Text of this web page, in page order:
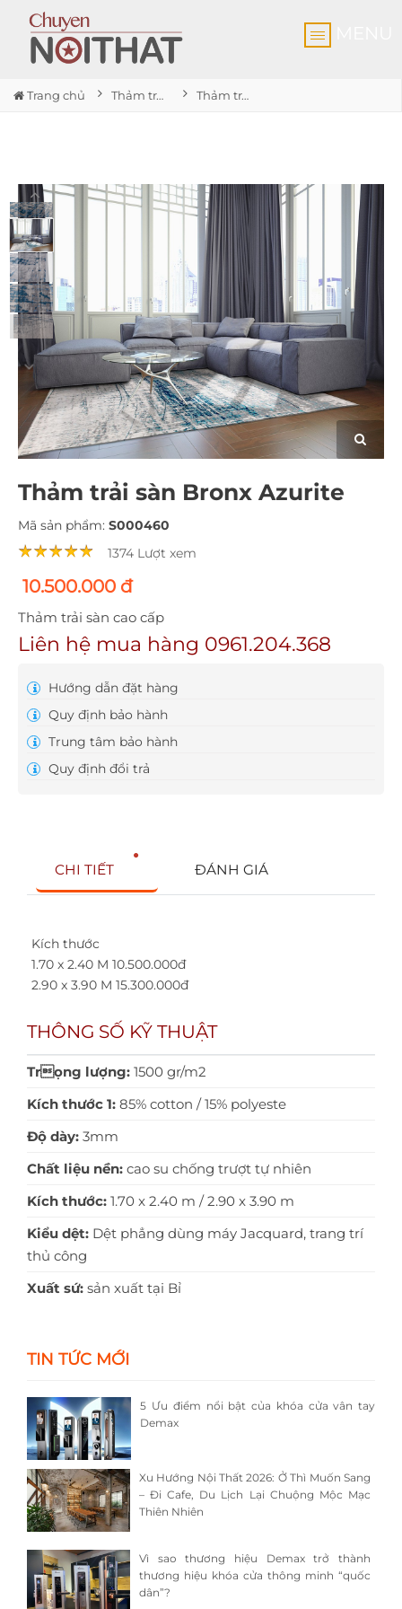
Trang chủ Thảm trải sàn cao cấp Thảm trải sàn Bronx Azurite
Thảm trải sàn Bronx Azurite
Mã sản phẩm: S000460
1374 Lượt xem
10.500.000 đ
Thảm trải sàn cao cấp
Liên hệ mua hàng 0961.204.368
Hướng dẫn đặt hàng
Quy định bảo hành
Trung tâm bảo hành
Quy định đổi trả
CHI TIẾT ĐÁNH GIÁ
Kích thước
1.70 x 2.40 M 10.500.000đ
2.90 x 3.90 M 15.300.000đ
THÔNG SỐ KỸ THUẬT
Trọng lượng: 1500 gr/m2
Kích thước 1: 85% cotton / 15% polyeste
Độ dày: 3mm
Chất liệu nền: cao su chống trượt tự nhiên
Kích thước: 1.70 x 2.40 m / 2.90 x 3.90 m
Kiểu dệt: Dệt phẳng dùng máy Jacquard, trang trí
thủ công
Xuất sứ: sản xuất tại Bỉ
TIN TỨC MỚI
5 Ưu điểm nổi bật của khóa cửa vân tay
Demax
Xu Hướng Nội Thất 2026: Ở Thì Muốn Sang
– Đi Cafe, Du Lịch Lại Chuộng Mộc Mạc
Thiên Nhiên
Vì sao thương hiệu Demax trở thành
thương hiệu khóa cửa thông minh “quốc
dân”?